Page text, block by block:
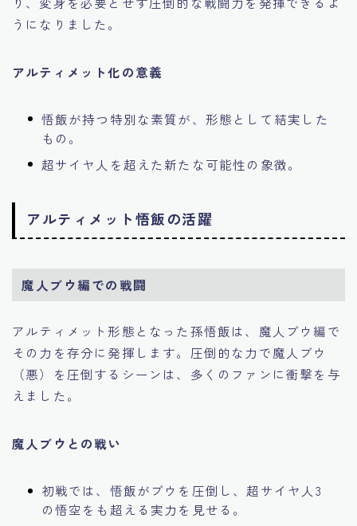
うになりました。
アルティメット化の意義
悟飯が持つ特別な素質が、形態として結実した
もの。
超サイヤ人を超えた新たな可能性の象徴。
アルティメット悟飯の活躍
魔人ブウ編での戦闘
アルティメット形態となった孫悟飯は、魔人ブウ編で
その力を存分に発揮します。圧倒的な力で魔人ブウ
（悪）を圧倒するシーンは、多くのファンに衝撃を与
えました。
魔人ブウとの戦い
初戦では、悟飯がブウを圧倒し、超サイヤ人3
の悟空をも超える実力を見せる。